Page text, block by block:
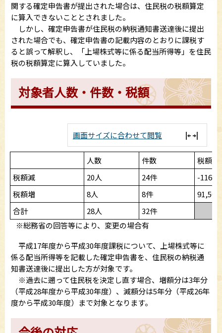
関する確定申告書が提出された場合は、住民税の税額算定
に算入できないこととされました。
しかし、確定申告書が住民税の納税通知書送達後に提出
された場合でも、確定申告書の記載内容のとおりに課税す
ると誤って解釈し、「上場株式等に係る配当所得等」を住民
税の税額算定に算入していました。
対象者人数・件数・税額
画面サイズに合わせて閲覧
人数 件数
税額計
税額減
20人 24件
-
税額増
8人 8件
91,500
合計
28人
32件
※総務省の回答等により、変更の場合有
平成17年度から平成30年度課税について、上場株式等に
係る配当所得等を記載した確定申告書を、住民税の納税通
知書送達後に提出した方が対象です。
※過去に遡って住民税を決定し直す場合、増額分は3年分
（平成28年度から平成30年度）、減額分は5年分（平成26年
度から平成30年度）まで対象となります。